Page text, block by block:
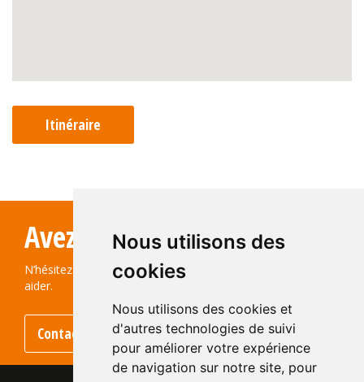
Nous utilisons des
cookies
Nous utilisons des cookies et
d'autres technologies de suivi
pour améliorer votre expérience
de navigation sur notre site, pour
Itinéraire
Avez-vous des questions?
N’hésitez pas à nous contacter ! Nous serons ravis de vous
aider.
Contactez-nous